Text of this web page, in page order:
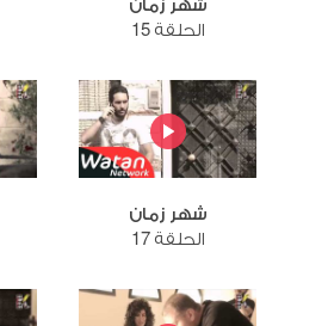
الحلقة 15
شهر زمان
الحلقة 17